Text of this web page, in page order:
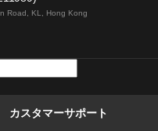
ーマからナポリまでの列車
Road, KL, Hong Kong
カスタマーサポート